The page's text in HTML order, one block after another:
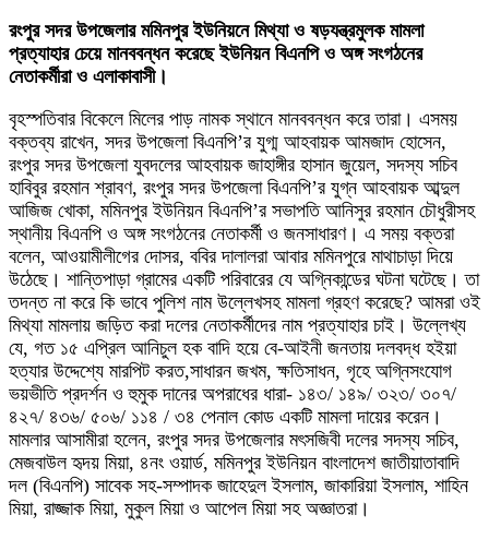
রংপুর সদর উপজেলার মমিনপুর ইউনিয়নে মিথ্যা ও ষড়যন্ত্রমুলক মামলা
প্রত্যাহার চেয়ে মানববন্ধন করেছে ইউনিয়ন বিএনপি ও অঙ্গ সংগঠনের
নেতাকর্মীরা ও এলাকাবাসী।
বৃহস্পতিবার বিকেলে মিলের পাড় নামক স্থানে মানববন্ধন করে তারা। এসময়
বক্তব্য রাখেন, সদর উপজেলা বিএনপি’র যুগ্ম আহবায়ক আমজাদ হোসেন,
রংপুর সদর উপজেলা যুবদলের আহবায়ক জাহাঙ্গীর হাসান জুয়েল, সদস্য সচিব
হাবিবুর রহমান শ্রাবণ, রংপুর সদর উপজেলা বিএনপি’র যুগ্ন আহবায়ক আব্দুল
আজিজ খোকা, মমিনপুর ইউনিয়ন বিএনপি’র সভাপতি আনিসুর রহমান চৌধুরীসহ
স্থানীয় বিএনপি ও অঙ্গ সংগঠনের নেতাকর্মী ও জনসাধারণ। এ সময় বক্তরা
বলেন, আওয়ামীলীগের দোসর, ববির দালালরা আবার মমিনপুরে মাথাচাড়া দিয়ে
উঠেছে। শান্তিপাড়া গ্রামের একটি পরিবারের যে অগ্নিকান্ডের ঘটনা ঘটেছে। তা
তদন্ত না করে কি ভাবে পুলিশ নাম উল্লেখসহ মামলা গ্রহণ করেছে? আমরা ওই
মিথ্যা মামলায় জড়িত করা দলের নেতাকর্মীদের নাম প্রত্যাহার চাই। উল্লেখ্য
যে, গত ১৫ এপ্রিল আনিচুল হক বাদি হয়ে বে-আইনী জনতায় দলবদ্ধ হইয়া
হত্যার উদ্দেশ্যে মারপিট করত,সাধারন জখম, ক্ষতিসাধন, গৃহে অগ্নিসংযোগ
ভয়ভীতি প্রদর্শন ও হুমুক দানের অপরাধের ধারা- ১৪৩/ ১৪৯/ ৩২৩/ ৩০৭/
৪২৭/ ৪৩৬/ ৫০৬/ ১১৪ / ৩৪ পেনাল কোড একটি মামলা দায়ের করেন।
মামলার আসামীরা হলেন, রংপুর সদর উপজেলার মৎসজিবী দলের সদস্য সচিব,
মেজবাউল হৃদয় মিয়া, ৪নং ওয়ার্ড, মমিনপুর ইউনিয়ন বাংলাদেশ জাতীয়াতাবাদি
দল (বিএনপি) সাবেক সহ-সম্পাদক জাহেদুল ইসলাম, জাকারিয়া ইসলাম, শাহিন
মিয়া, রাজ্জাক মিয়া, মুকুল মিয়া ও আপেল মিয়া সহ অজ্ঞাতরা।